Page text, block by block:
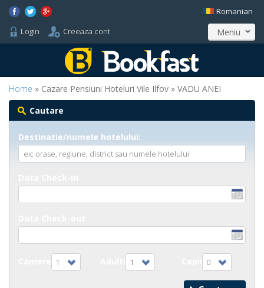
Login Creeaza cont
Romanian
Meniu
Home » Cazare Pensiuni Hoteluri Vile Ilfov » VADU ANEI
Cautare
Destinatie/numele hotelului:
1 1 0